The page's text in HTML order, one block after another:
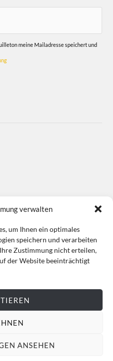
verwalten
um Ihnen ein optimales
speichern und verarbeiten
Zustimmung nicht erteilen,
der Website beeinträchtigt
ANSEHEN
meine Mailadresse speichert und
Datenschutz